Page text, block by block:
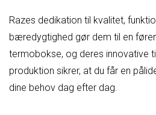
Razes dedikation til kvalitet,
bæredygtighed gør dem til en
termobokse, og deres innovative
produktion sikrer, at du får en
dine behov dag efter dag.